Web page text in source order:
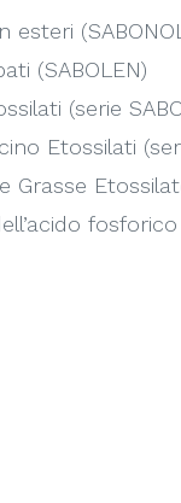
esteri
(SABOLEN)
(serie
Etossilati
Grasse
fosforico